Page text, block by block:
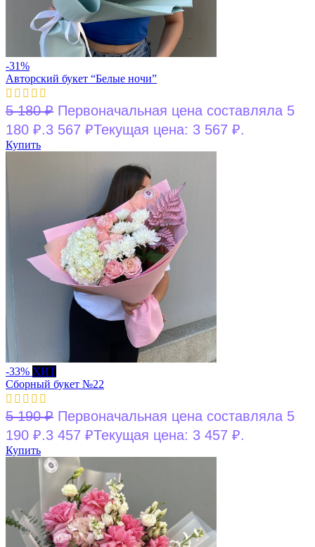
-31%
Авторский букет “Белые ночи”
5 180₽ Первоначальная цена составляла 5
180 ₽.3 567 ₽Текущая цена: 3 567 ₽.
Купить
-33% ХИТ
Сборный букет №22
5 190₽ Первоначальная цена составляла 5
190 ₽.3 457 ₽Текущая цена: 3 457 ₽.
Купить